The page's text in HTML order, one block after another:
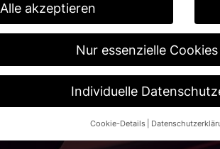
Alle akzeptieren
Nur essenzielle
Individuelle
Cookie-Details